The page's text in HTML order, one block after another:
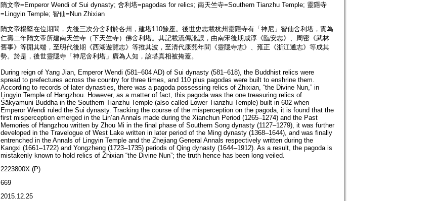
隋文帝=Emperor Wendi of Sui dynasty; 舍利塔=pagodas for relics; 南天竺寺=Southern Tianzhu Temple; 靈隱寺
=Lingyin Temple; 智仙=Nun Zhixian
隋文帝楊堅在位期間，先後三次分舍利於各州，建塔110餘座。後世史志載杭州靈隱寺有「神尼」智仙舍利塔，實為
仁壽二年隋文帝所建南天竺寺（下天竺寺）佛舍利塔。其記載流傳訛誤，由南宋後期咸淳《臨安志》、周密《武林
舊事》等開其端，至明代後期《西湖遊覽志》等推其波，至清代康熙年間《靈隱寺志》、雍正《浙江通志》等成其
勢。於是，後世靈隱寺「神尼舍利塔」廣為人知，該塔真相被掩蓋。
During reign of Yang Jian, Emperor Wendi (581–604 AD) of Sui dynasty (581–618), the Buddhist relics were
spread to prefectures across the country for three times, and 110 plus pagodas were built to enshrine them.
According to records of later dynasties, there was a pagoda possessing relics of Zhixian, “the Divine Nun,” in
Lingyin Temple of Hangzhou. However, as a matter of fact, this pagoda was the one treasuring relics of
Śākyamuni Buddha in the Southern Tianzhu Temple (also called Lower Tianzhu Temple) built in 602 when
Emperor Wendi ruled the Sui dynasty. Tracking the course of the misperception on the pagoda, it is found that the
first misperception emerged in the Lin’an Annals made during the Xianchun Period (1265–1274) and the Past
Memories of Hangzhou written by Zhou Mi in the final phase of Southern Song dynasty (1127–1279), it was further
developed in the Travelogue of West Lake written in later period of the Ming dynasty (1368–1644), and was finally
entrenched in the Annals of Lingyin Temple and the Zhejiang General Annals respectively written during the
Kangxi (1661–1722) and Yongzheng (1723–1735) periods of Qing dynasty (1644–1912). As a result, the pagoda is
mistakenly known to hold relics of Zhixian “the Divine Nun”; the truth hence has been long veiled.
2223800X (P)
669
2015.12.25